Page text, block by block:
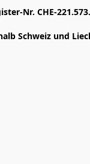
Nr. CHE-
Schweiz und